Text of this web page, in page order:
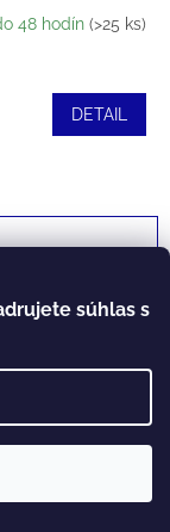
súhlas s
48 hodín (>25 ks)
DETAIL